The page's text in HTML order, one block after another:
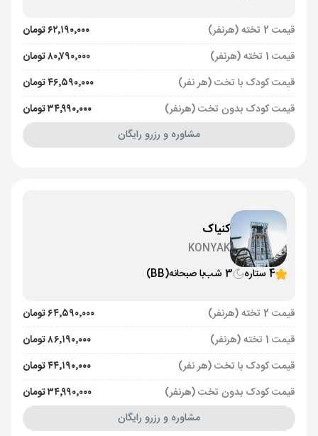
قیمت 2 تخته (هرنفر)
۶۲٬۱۹۰٬۰۰۰ تومان
قیمت 1 تخته (هرنفر)
۸۰٬۷۹۰٬۰۰۰ تومان
قیمت کودک با تخت (هر نفر)
۴۶٬۵۹۰٬۰۰۰ تومان
قیمت کودک بدون تخت (هرنفر)
۳۴٬۹۹۰٬۰۰۰ تومان
مشاوره و رزرو رایگان
کنیاک
KONYAK
4 ستاره
3 شب با صبحانه(BB)
قیمت 2 تخته (هرنفر)
۶۴٬۵۹۰٬۰۰۰ تومان
قیمت 1 تخته (هرنفر)
۸۶٬۱۹۰٬۰۰۰ تومان
قیمت کودک با تخت (هر نفر)
۴۴٬۱۹۰٬۰۰۰ تومان
قیمت کودک بدون تخت (هرنفر)
۳۴٬۹۹۰٬۰۰۰ تومان
مشاوره و رزرو رایگان